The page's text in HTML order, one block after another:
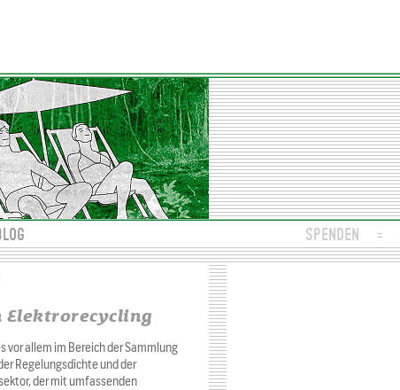
SPENDEN
vor allem im Bereich der Sammlung
Regelungsdichte und der
der mit umfassenden